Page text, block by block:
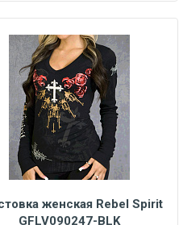
женская Rebel Spirit
GFLV090247-BLK